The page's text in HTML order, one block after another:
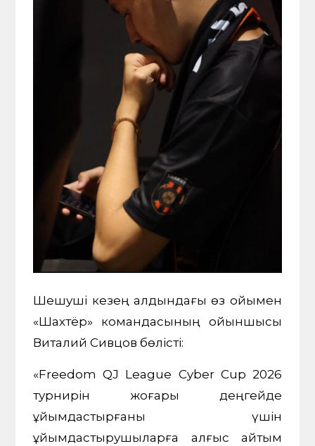
Шешуші кезең алдындағы өз ойымен
«Шахтёр» командасының ойыншысы
Виталий Сивцов бөлісті:
«Freedom QJ League Cyber Cup 2026
турнирін жоғары деңгейде
ұйымдастырғаны үшін
ұйымдастырушыларға алғыс айтқым